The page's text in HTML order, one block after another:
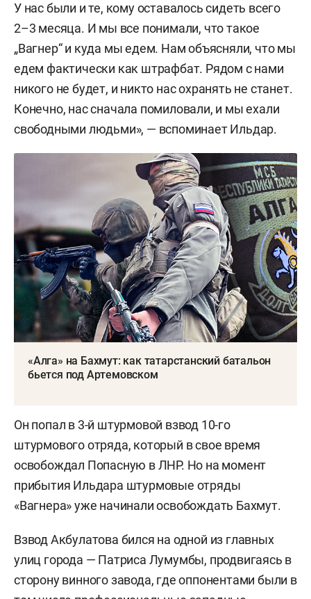
У нас были и те, кому оставалось сидеть всего
2–3 месяца. И мы все понимали, что такое
„Вагнер“ и куда мы едем. Нам объясняли, что мы
едем фактически как штрафбат. Рядом с нами
никого не будет, и никто нас охранять не станет.
Конечно, нас сначала помиловали, и мы ехали
свободными людьми», — вспоминает Ильдар.
«Алга» на Бахмут: как татарстанский батальон
бьется под Артемовском
Он попал в 3-й штурмовой взвод 10-го
штурмового отряда, который в свое время
освобождал Попасную в ЛНР. Но на момент
прибытия Ильдара штурмовые отряды
«Вагнера» уже начинали освобождать Бахмут.
Взвод Акбулатова бился на одной из главных
улиц города — Патриса Лумумбы, продвигаясь в
сторону винного завода, где оппонентами были в